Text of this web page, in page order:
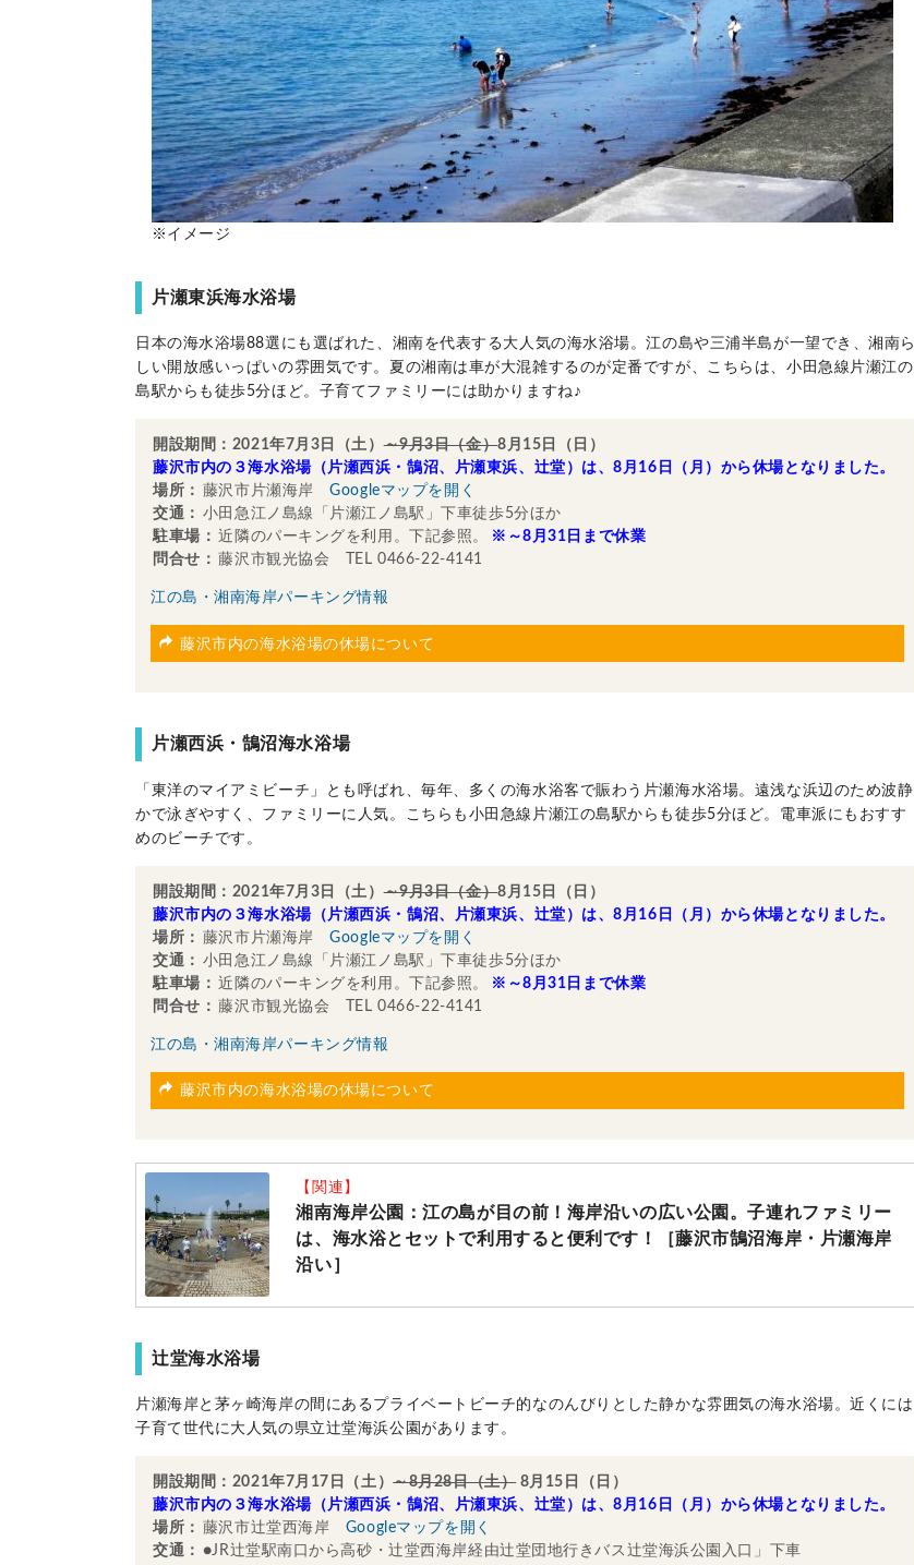
※イメージ
片瀬東浜海水浴場
日本の海水浴場88選にも選ばれた、湘南を代表する大人気の海水浴場。江の島や三浦半島が一望でき、湘南ら
しい開放感いっぱいの雰囲気です。夏の湘南は車が大混雑するのが定番ですが、こちらは、小田急線片瀬江の
島駅からも徒歩5分ほど。子育てファミリーには助かりますね♪
開設期間：2021年7月3日（土）～9月3日（金）8月15日（日）
藤沢市内の３海水浴場（片瀬西浜・鵠沼、片瀬東浜、辻堂）は、8月16日（月）から休場となりました。
場所：
藤沢市片瀬海岸Googleマップを開く
交通： 小田急江ノ島線「片瀬江ノ島駅」下車徒歩5分ほか
駐車場： 近隣のパーキングを利用。下記参照。
※～8月31日まで休業
問合せ： 藤沢市観光協会 TEL 0466-22-4141
江の島・湘南海岸パーキング情報
藤沢市内の海水浴場の休場について
片瀬西浜・鵠沼海水浴場
「東洋のマイアミビーチ」とも呼ばれ、毎年、多くの海水浴客で賑わう片瀬海水浴場。遠浅な浜辺のため波静
かで泳ぎやすく、ファミリーに人気。こちらも小田急線片瀬江の島駅からも徒歩5分ほど。電車派にもおすす
めのビーチです。
開設期間：2021年7月3日（土）～9月3日（金）8月15日（日）
藤沢市内の３海水浴場（片瀬西浜・鵠沼、片瀬東浜、辻堂）は、8月16日（月）から休場となりました。
場所： 藤沢市片瀬海岸Googleマップを開く
交通： 小田急江ノ島線「片瀬江ノ島駅」下車徒歩5分ほか
駐車場： 近隣のパーキングを利用。下記参照。
※～8月31日まで休業
問合せ： 藤沢市観光協会 TEL 0466-22-4141
江の島・湘南海岸パーキング情報
藤沢市内の海水浴場の休場について
【関連】
湘南海岸公園：江の島が目の前！海岸沿いの広い公園。子連れファミリー
は、海水浴とセットで利用すると便利です！［藤沢市鵠沼海岸・片瀬海岸
沿い］
辻堂海水浴場
片瀬海岸と茅ヶ崎海岸の間にあるプライベートビーチ的なのんびりとした静かな雰囲気の海水浴場。近くには
子育て世代に大人気の県立辻堂海浜公園があります。
開設期間：2021年7月17日（土）～8月28日（土）8月15日（日）
藤沢市内の３海水浴場（片瀬西浜・鵠沼、片瀬東浜、辻堂）は、8月16日（月）から休場となりました。
場所：
藤沢市辻堂西海岸 Googleマップを開く
交通： ●JR辻堂駅南口から高砂・辻堂西海岸経由辻堂団地行きバス辻堂海浜公園入口」下車